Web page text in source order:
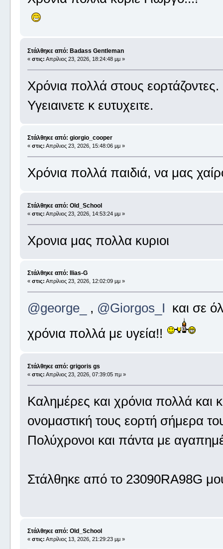
Στάλθηκε από: Badass Gentleman
« στις: Απρίλιος 23, 2026, 18:24:48 μμ »
Χρόνια πολλά στους εορτάζοντες.
Υγειαινετε κ ευτυχειτε.
Στάλθηκε από: giorgio_cooper
« στις: Απρίλιος 23, 2026, 15:48:06 μμ »
Χρόνια πολλά παιδιά, να μας
Στάλθηκε από: Old_School
« στις: Απρίλιος 23, 2026, 14:53:24 μμ »
Χρονια μας πολλα κυριοι
Στάλθηκε από: Ilias-G
« στις: Απρίλιος 23, 2026, 12:02:09 μμ »
@george_ , @Giorgos_I και σε
χρόνια πολλά με υγεία!!
Στάλθηκε από: grigoris gs
« στις: Απρίλιος 23, 2026, 07:39:05 πμ »
Καλημέρες και χρόνια πολλά και
ονομαστική τους εορτή σήμερα
Πολύχρονοι και πάντα με
Στάλθηκε από το 23090RA98G
Στάλθηκε από: Old_School
« στις: Απρίλιος 13, 2026, 21:29:23 μμ »